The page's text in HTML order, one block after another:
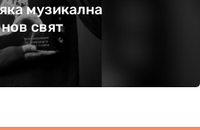
музикална
свят